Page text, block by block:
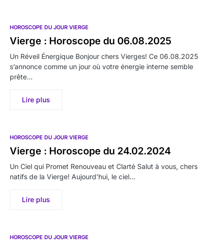
HOROSCOPE DU JOUR VIERGE
Vierge : Horoscope du 06.08.2025
Un Réveil Énergique Bonjour chers Vierges! Ce 06.08.2025
s’annonce comme un jour où votre énergie interne semble
prête…
Lire plus
HOROSCOPE DU JOUR VIERGE
Vierge : Horoscope du 24.02.2024
Un Ciel qui Promet Renouveau et Clarté Salut à vous, chers
natifs de la Vierge! Aujourd’hui, le ciel…
Lire plus
HOROSCOPE DU JOUR VIERGE